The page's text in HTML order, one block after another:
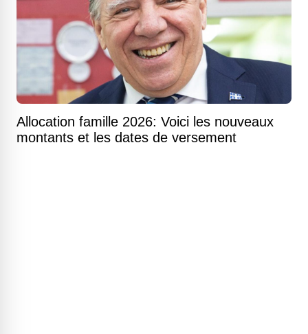
Allocation famille 2026: Voici les nouveaux
montants et les dates de versement